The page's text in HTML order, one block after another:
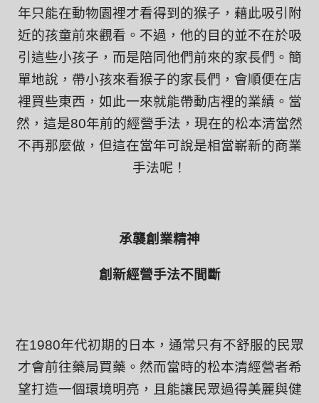
年只能在動物園裡才看得到的猴子，藉此吸引附
近的孩童前來觀看。不過，他的目的並不在於吸
引這些小孩子，而是陪同他們前來的家長們。簡
單地說，帶小孩來看猴子的家長們，會順便在店
裡買些東西，如此一來就能帶動店裡的業績。當
然，這是80年前的經營手法，現在的松本清當然
不再那麼做，但這在當年可說是相當嶄新的商業
手法呢！
承襲創業精神
創新經營手法不間斷
在1980年代初期的日本，通常只有不舒服的民眾
才會前往藥局買藥。然而當時的松本清經營者希
望打造一個環境明亮，且能讓民眾過得美麗與健